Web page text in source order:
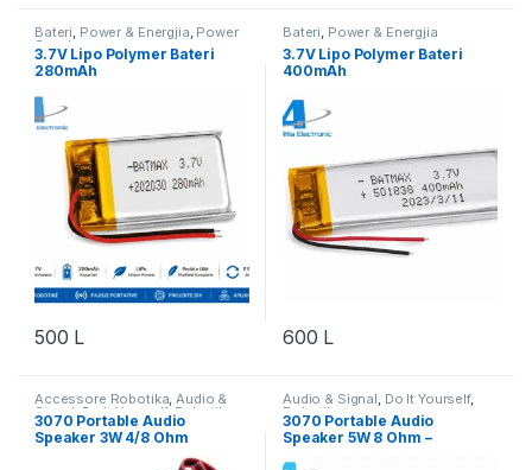
Bateri, Power & Energjia, Power
Supply
3.7V Lipo Polymer Bateri
280mAh
500 L
Bateri, Power & Energjia
3.7V Lipo Polymer Bateri
400mAh
600 L
Accessore Robotika,Audio &
Signal ,Do It Yourself,Robotika
3070 Portable Audio
Speaker 3W 4/8 Ohm
Audio & Signal, Do It Yourself,
Robotika
3070 Portable Audio
Speaker 5W 8 Ohm –